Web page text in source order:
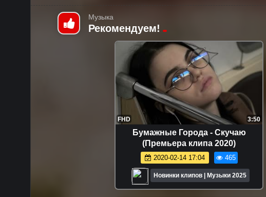
Музыка
Рекомендуем!
FHD 3:50
Бумажные Города - Скучаю
(Премьера клипа 2020)
2020-02-14 17:04 465
Новинки клипов | Музыки 2025